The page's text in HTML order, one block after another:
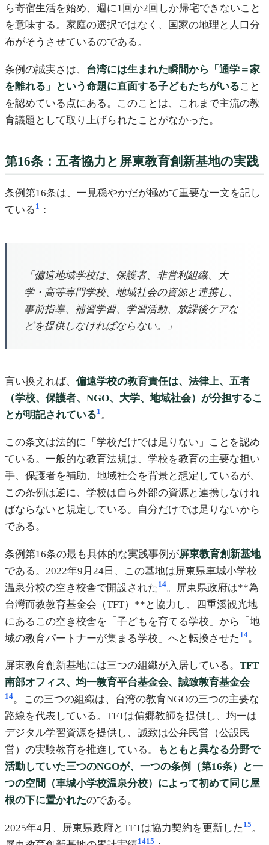
ら寄宿生活を始め、週に1回か2回しか帰宅できないこと
を意味する。家庭の選択ではなく、国家の地理と人口分
布がそうさせているのである。
条例の誠実さは、 台湾には生まれた瞬間から「通学＝家
を離れる」という命題に直面する子どもたちがいること
を認めている点にある。このことは、これまで主流の教
育議題として取り上げられたことがなかった。
第16条：五者協力と屏東教育創新基地の実践
条例第16条は、一見穏やかだが極めて重要な一文を記し
ている 1 ：
「偏遠地域学校は、保護者、非営利組織、大
学・高等専門学校、地域社会の資源と連携し、
事前指導、補習学習、学習活動、放課後ケアな
どを提供しなければならない。」
言い換えれば、 偏遠学校の教育責任は、法律上、五者
（学校、保護者、NGO、大学、地域社会）が分担するこ
とが明記されている1 。
この条文は法的に「学校だけでは足りない」ことを認め
ている。一般的な教育法規は、学校を教育の主要な担い
手、保護者を補助、地域社会を背景と想定しているが、
この条例は逆に、学校は自ら外部の資源と連携しなけれ
ばならないと規定している。自分だけでは足りないから
である。
条例第16条の最も具体的な実践事例が屏東教育創新基地
である。2022年9月24日、この基地は屏東県車城小学校
温泉分校の空き校舎で開設された 14。屏東県政府は**為
台灣而教教育基金会（TFT）**と協力し、四重溪観光地
にあるこの空き校舎を「子どもを育てる学校」から「地
域の教育パートナーが集まる学校」へと転換させた 14。
屏東教育創新基地には三つの組織が入居している。 TFT
南部オフィス、均一教育平台基金会、誠致教育基金会
14。この三つの組織は、台湾の教育NGOの三つの主要な
路線を代表している。TFTは偏郷教師を提供し、均一は
デジタル学習資源を提供し、誠致は公弁民営（公設民
営）の実験教育を推進している。
もともと異なる分野で
活動していた三つのNGOが、一つの条例（第16条）と一
つの空間（車城小学校温泉分校）によって初めて同じ屋
根の下に置かれたのである。
2025年4月、屏東県政府とTFTは協力契約を更新した 15。
1415